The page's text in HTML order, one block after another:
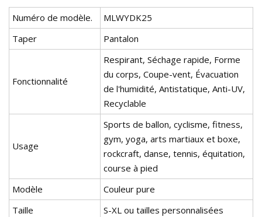
Numéro de modèle.
MLWYDK25
Taper
Pantalon
Fonctionnalité
Respirant, Séchage rapide, Forme
du corps, Coupe-vent, Évacuation
de l'humidité, Antistatique, Anti-UV,
Recyclable
Usage
Sports de ballon, cyclisme, fitness,
gym, yoga, arts martiaux et boxe,
rockcraft, danse, tennis, équitation,
course à pied
Modèle
Couleur pure
Taille
S-XL ou tailles personnalisées